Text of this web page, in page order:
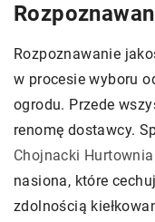
Rozpoznawanie
w procesie wyboru
ogrodu. Przede
renomę dostawcy.
Chojnacki
nasiona, które
zdolnością